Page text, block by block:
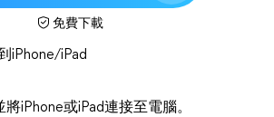
免費下載
iPhone/iPad
將iPhone或iPad連接至電腦。